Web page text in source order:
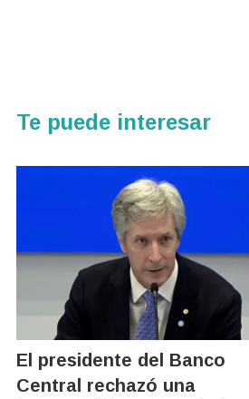
Te puede interesar
El presidente del Banco
Central rechazó una